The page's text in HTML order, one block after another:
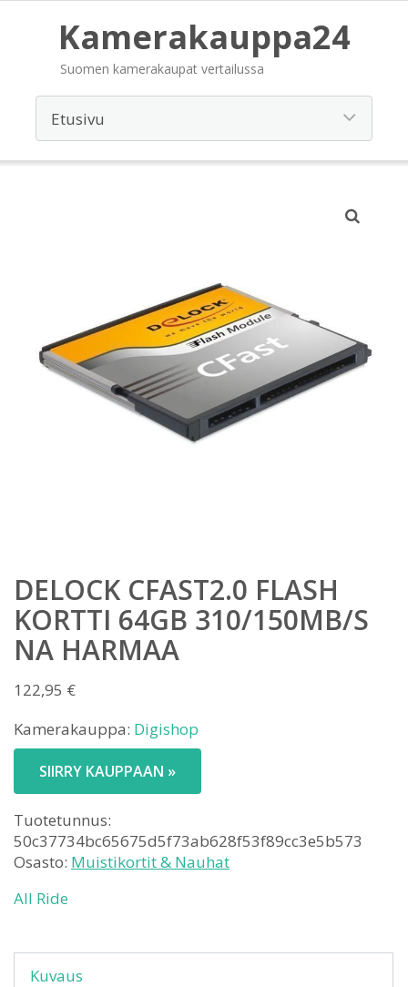
Kamerakauppa24
Suomen kamerakaupat vertailussa
DELOCK CFAST2.0 FLASH
KORTTI 64GB 310/150MB/S
NA HARMAA
122,95 €
Kamerakauppa: Digishop
SIIRRY KAUPPAAN »
Tuotetunnus:
50c37734bc65675d5f73ab628f53f89cc3e5b573
Osasto: Muistikortit & Nauhat
All Ride
Kuvaus